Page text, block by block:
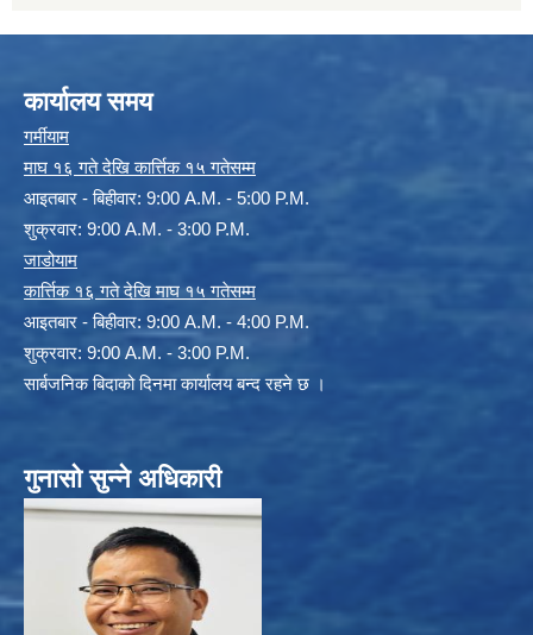
कार्यालय समय
गर्मीयाम
माघ १६ गते देखि कार्त्तिक १५ गतेसम्म
आइतबार - बिहीवार: 9:00 A.M. - 5:00 P.M.
शुक्रवार: 9:00 A.M. - 3:00 P.M.
जाडोयाम
कार्त्तिक १६ गते देखि माघ १५ गतेसम्म
आइतबार - बिहीवार: 9:00 A.M. - 4:00 P.M.
शुक्रवार: 9:00 A.M. - 3:00 P.M.
सार्बजनिक बिदाको दिनमा कार्यालय बन्द रहने छ ।
गुनासो सुन्ने अधिकारी